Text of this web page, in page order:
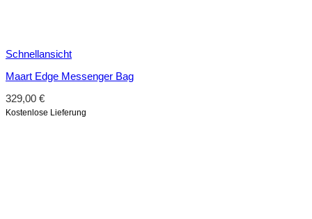
Schnellansicht
Maart Edge Messenger Bag
329,00 €
Kostenlose Lieferung